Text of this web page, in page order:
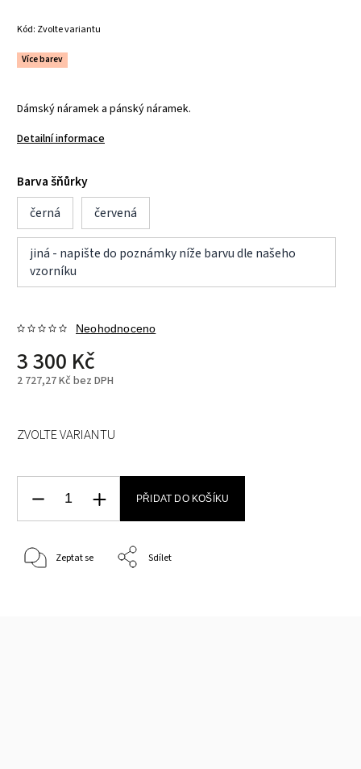
Kód: Zvolte variantu
Více barev
Dámský náramek a pánský náramek.
Detailní informace
Barva šňůrky
černá
červená
jiná - napište do poznámky níže barvu dle našeho
vzorníku
Neohodnoceno
3 300 Kč
2 727,27 Kč bez DPH
ZVOLTE VARIANTU
PŘIDAT DO KOŠÍKU
Zeptat se Sdílet